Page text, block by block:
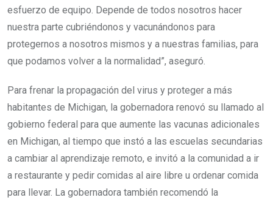
esfuerzo de equipo. Depende de todos nosotros hacer
nuestra parte cubriéndonos y vacunándonos para
protegernos a nosotros mismos y a nuestras familias, para
que podamos volver a la normalidad”, aseguró.
Para frenar la propagación del virus y proteger a más
habitantes de Michigan, la gobernadora renovó su llamado al
gobierno federal para que aumente las vacunas adicionales
en Michigan, al tiempo que instó a las escuelas secundarias
a cambiar al aprendizaje remoto, e invitó a la comunidad a ir
a restaurante y pedir comidas al aire libre u ordenar comida
para llevar. La gobernadora también recomendó la